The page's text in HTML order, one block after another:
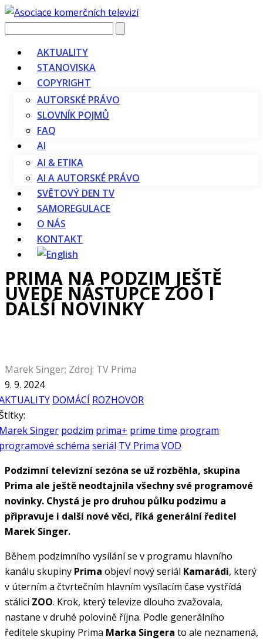
Vyhledávání
AKTUALITY
STANOVISKA
COPYRIGHT
AUTORSKÉ PRÁVO
SLOVNÍK POJMŮ
FAQ
AI
AI & ETIKA
AI A AUTORSKÉ PRÁVO
SVĚTOVÝ DEN TV
SAMOREGULACE
O NÁS
KONTAKT
PRIMA NA PODZIM JEŠTĚ
UVEDE NÁSTUPCE ZOO I
DALŠÍ NOVINKY
Marek Singer; Zdroj: TV Prima
9. 9. 2024
DOMÁCÍ ROZHOVOR
Singer podzim prima+ prime time program
schéma seriál TV Prima VOD
Podzimní televizní sezóna se už rozběhla, skupina
Prima ale ještě neodtajnila všechny své programové
novinky. Chystá je pro druhou půlku podzimu a
připravuje i další nové věci, říká generální ředitel
Marek Singer.
Během podzimního vysílání se v programu hlavního
kanálu skupiny Prima objeví nový seriál Kamarádi, který
v úterním a čtvrtečním hlavním vysílacím čase vystřídá
stálici ZOO. Krok, který televize dlouho zvažovala,
nastane v druhé polovině října. Podle generálního
ředitele skupiny Prima Marka Singera to ale neznamená,